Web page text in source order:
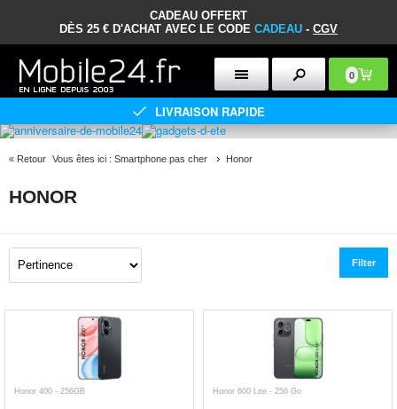
CADEAU OFFERT
DÈS 25 € D'ACHAT AVEC LE CODE CADEAU - CGV
0
LIVRAISON RAPIDE
« Retour Vous êtes ici : Smartphone pas cher Honor
HONOR
Filter
Honor 400 - 256GB Honor 600 Lite - 256 Go